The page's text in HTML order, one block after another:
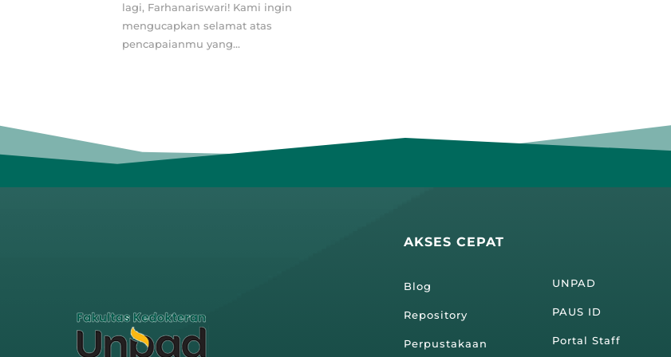
lagi, Farhanariswari! Kami ingin
mengucapkan selamat atas
pencapaianmu yang...
AKSES CEPAT
Blog
Repository
Perpustakaan
UNPAD
PAUS ID
Portal Staff